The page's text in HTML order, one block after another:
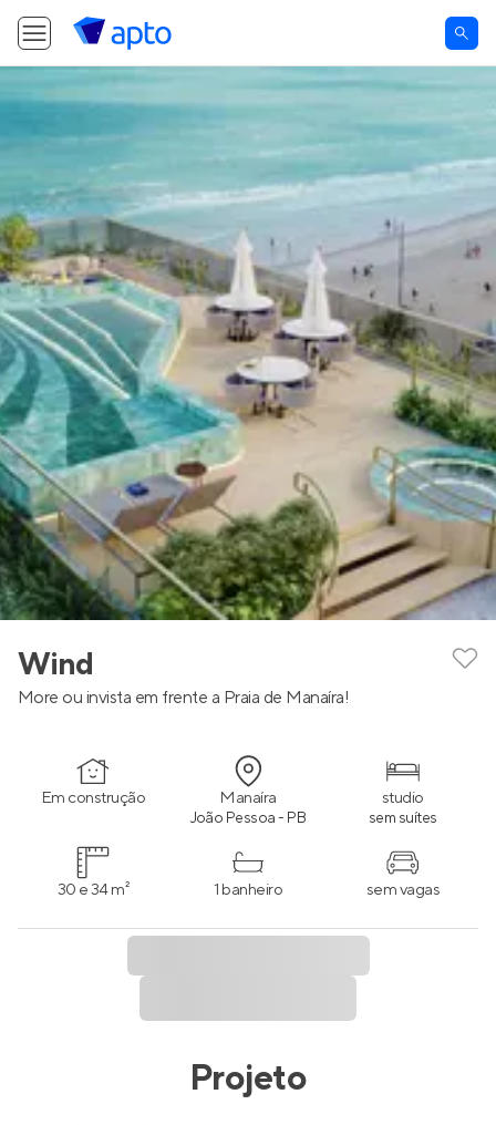
Wind
More ou invista em frente a Praia de Manaíra!
Em construção Manaíra
João Pessoa - PB
studio
sem suítes
30 e 34 m² 1 banheiro sem vagas
Projeto